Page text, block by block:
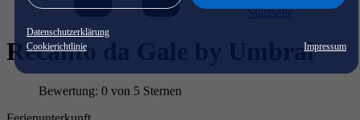
Datenschutzerklärung
Cookierichtlinie
Impressum
Startseite
Recanto da Gale by Umbral
Bewertung: 0 von 5 Sternen